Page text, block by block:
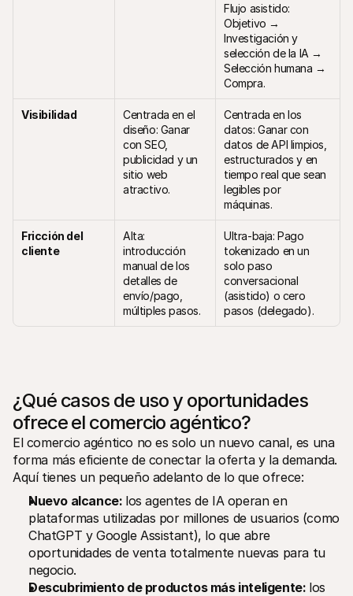
Flujo asistido:
Objetivo →
Investigación y
selección de la IA →
Selección humana →
Compra.
Visibilidad
Centrada en el
diseño: Ganar
con SEO,
publicidad y un
sitio web
atractivo.
Centrada en los
datos: Ganar con
datos de API limpios,
estructurados y en
tiempo real que sean
legibles por
máquinas.
Fricción del
cliente
Alta:
introducción
manual de los
detalles de
envío/pago,
múltiples pasos.
Ultra-baja: Pago
tokenizado en un
solo paso
conversacional
(asistido) o cero
pasos (delegado).
¿Qué casos de uso y oportunidades
ofrece el comercio agéntico?
El comercio agéntico no es solo un nuevo canal, es una
forma más eficiente de conectar la oferta y la demanda.
Aquí tienes un pequeño adelanto de lo que ofrece:
Nuevo alcance: los agentes de IA operan en
plataformas utilizadas por millones de usuarios (como
ChatGPT y Google Assistant), lo que abre
oportunidades de venta totalmente nuevas para tu
negocio.
Descubrimiento de productos más inteligente: los